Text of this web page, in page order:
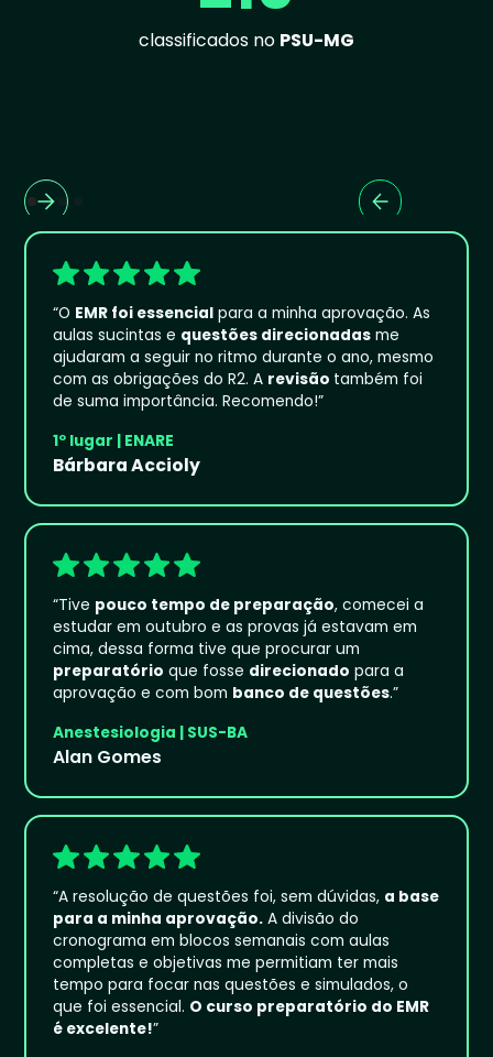
classificados no PSU-MG
“O EMR foi essencial para a minha aprovação. As
aulas sucintas e questões direcionadas me
ajudaram a seguir no ritmo durante o ano, mesmo
com as obrigações do R2. A revisão também foi
de suma importância. Recomendo!”
1º lugar | ENARE
Bárbara Accioly
“Tive pouco tempo de preparação, comecei a
estudar em outubro e as provas já estavam em
cima, dessa forma tive que procurar um
preparatório que fosse direcionado para a
aprovação e com bom banco de questões.”
Anestesiologia | SUS-BA
Alan Gomes
“A resolução de questões foi, sem dúvidas, a base
para a minha aprovação. A divisão do
cronograma em blocos semanais com aulas
completas e objetivas me permitiam ter mais
tempo para focar nas questões e simulados, o
que foi essencial. O curso preparatório do EMR
é excelente!”